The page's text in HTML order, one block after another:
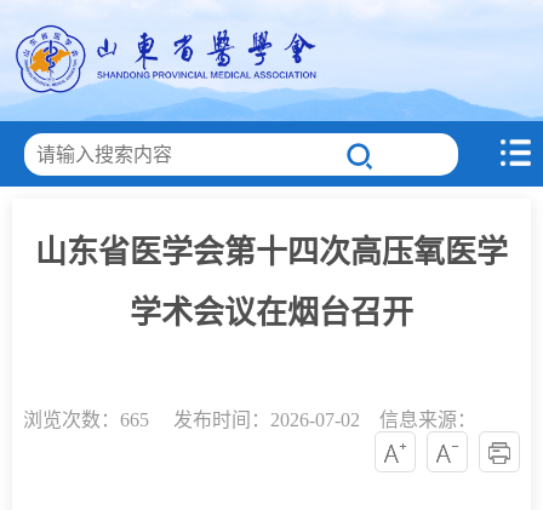
山东省医学会第十四次高压氧医学
学术会议在烟台召开
浏览次数： 665 发布时间：2026-07-02 信息来源：